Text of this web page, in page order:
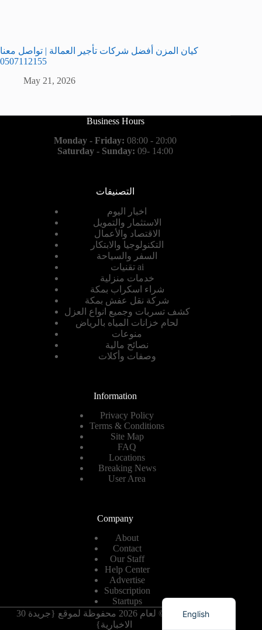
كيان المزن أفضل شركات تأجير العمالة | تواصل معنا
0507112155
May 21, 2026
Business Hours
Monday - Friday: 08:00 - 20:00
Saturday - Sunday: 09- 14:00
التصنيفات
اخبار اليوم
الاستثمار والتمويل
الاقتصاد والأعمال
التكنولوجيا والابتكار
السفر والسياحة
تقنيات ai
خدمات منزلية
شراء اسكراب بمكة
شركة نقل عفش بمكة
كشف تسربات وجميع انواع العزل
لحام خزانات المياه بالرياض
منوعات
نصائح مالية
وصفات وأكلات
Information
Privacy Policy
Terms & Conditions
Site Map
FAQ
Locations
Breaking News
User Area
Company
About
Contact
Our Staff
Help Center
Advertise
Subscription
Startups
حقوق النشر © لعام 2026 محفوظة لموقع {جريدة 30
English